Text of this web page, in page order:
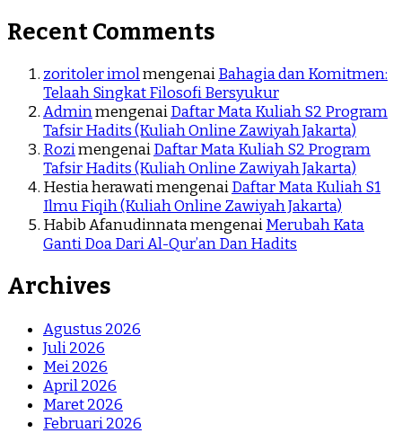
Recent Comments
zoritoler imolmengenaiBahagia dan Komitmen:
Telaah Singkat Filosofi Bersyukur
AdminmengenaiDaftar Mata Kuliah S2 Program
Tafsir Hadits (Kuliah Online Zawiyah Jakarta)
RozimengenaiDaftar Mata Kuliah S2 Program
Tafsir Hadits (Kuliah Online Zawiyah Jakarta)
Hestia herawatimengenaiDaftar Mata Kuliah S1
Ilmu Fiqih (Kuliah Online Zawiyah Jakarta)
Habib AfanudinnatamengenaiMerubah Kata
Ganti Doa Dari Al-Qur’an Dan Hadits
Archives
Agustus 2026
Juli 2026
Mei 2026
April 2026
Maret 2026
Februari 2026